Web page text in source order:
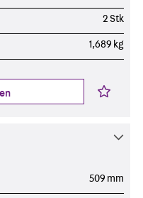
2 Stk
1,689 kg
509 mm